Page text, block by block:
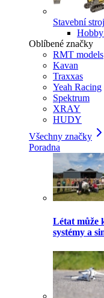
Stavební
Oblíbené značky
RMT models
Kavan
Traxxas
Yeah Racing
Spektrum
XRAY
HUDY
Všechny značky
Poradna
Létat může
systémy a